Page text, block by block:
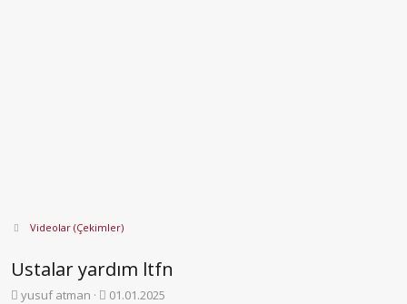
Videolar (Çekimler)
Ustalar yardım ltfn
K
yusuf atman
B
01.01.2025